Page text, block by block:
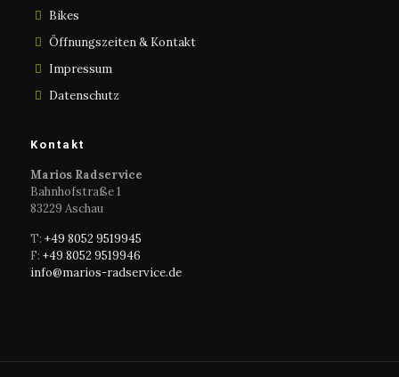
Bikes
Öffnungszeiten & Kontakt
Impressum
Datenschutz
Kontakt
Marios Radservice
Bahnhofstraße 1
83229 Aschau
T: +49 8052 9519945
F: +49 8052 9519946
info@marios-radservice.de